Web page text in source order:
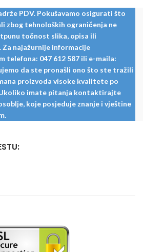
PDV. Pokušavamo osigurati što
zbog tehnoloških ograničenja ne
točnost slika, opisa ili
najažurnije informacije
telefona: 047 612 587 ili e-maila:
da ste pronašli ono što ste tražili
proizvoda visoke kvalitete po
imate pitanja kontaktirajte
koje posjeduje znanje i vještine